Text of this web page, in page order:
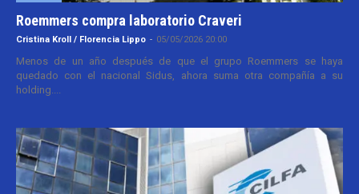
Roemmers compra laboratorio Craveri
Cristina Kroll / Florencia Lippo - 05/05/2026 20:00
Menos de un año después de que el grupo Roemmers se haya
quedado con el nacional Sidus, ahora suma otra compañía a su
holding....